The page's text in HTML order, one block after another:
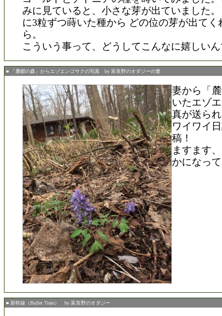
みに見ていると、小さな芽が出ていました
に3粒ずつ蒔いた種から どの位の芽が出てく
ら。
こういう事って、どうしてこんなに嬉しい
■ 「麓郷の森」からエゾエンゴサクの写真 by 富良野のオダジーの妻
妻から「
いたエゾ
真が送ら
ワイワイ
稿！
ますます
かになっ
■ 新幹線（Bullet Train） by 富良野のオダジー